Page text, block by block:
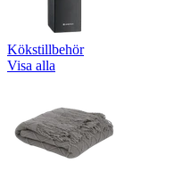
Kökstillbehör
Visa alla